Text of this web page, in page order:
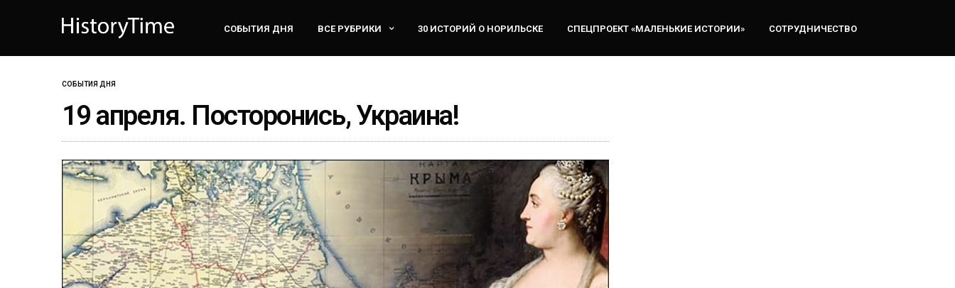
СОБЫТИЯ ДНЯ ВСЕ РУБРИКИ 30 ИСТОРИЙ О НОРИЛЬСКЕ СПЕЦПРОЕКТ «МАЛЕНЬКИЕ ИСТОРИИ» СОТРУДНИЧЕСТВО
СОБЫТИЯ ДНЯ
19 апреля. Посторонись, Украина!